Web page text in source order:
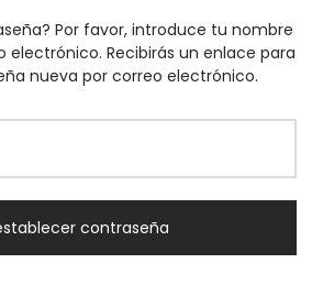
Por favor, introduce tu nombre
electrónico. Recibirás un enlace para
nueva por correo electrónico.
contraseña